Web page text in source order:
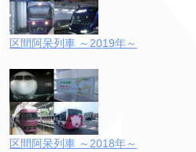
区間阿呆列車 ～2019年～
区間阿呆列車 ～2018年～